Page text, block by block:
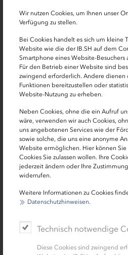
Wir nutzen Cookies, um Ihnen unser
Verfügung zu stellen.
Bei Cookies handelt es sich um kleine
Website wie die der IB.SH auf dem
Smartphone eines Website-Besuchers
Für den Betrieb einer Website sind
zwingend erforderlich. Andere dienen
Funktionen bereitzustellen oder
Website-Nutzung zu erheben.
Neben Cookies, ohne die ein Aufruf
wäre, verwenden wir auch Cookies,
uns angebotenen Services wie der
sowie solche, die uns eine anonyme
Website ermöglichen. Hier können
Cookies Sie zulassen wollen. Ihre
jederzeit ändern oder Ihre
widerrufen.
Weitere Informationen zu Cookies
Datenschutzhinweisen.
Technisch notwendige
Diese Cookies sind zwingend
Sie doch einfach, was Sie
am oberen Seitenrand.
Nutzen Sie den Förderfinder
Hier können Sie angeben, wer
interessiert und was Sie
den Informationen geleitet, die
Oder rufen Sie einen dieser
Denn vielleicht werden Sie hier